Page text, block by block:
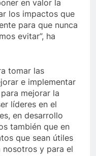
en valor la
los impactos que
para que nunca
evitar”, ha
tomar las
e implementar
mejorar la
líderes en el
en desarrollo
también que en
que sean útiles
nosotros y para el